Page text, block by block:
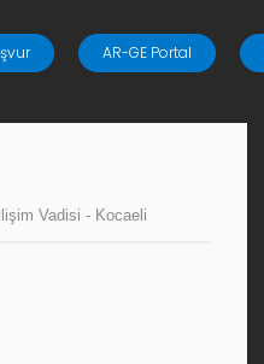
AR-GE Portal
Vadisi - Kocaeli